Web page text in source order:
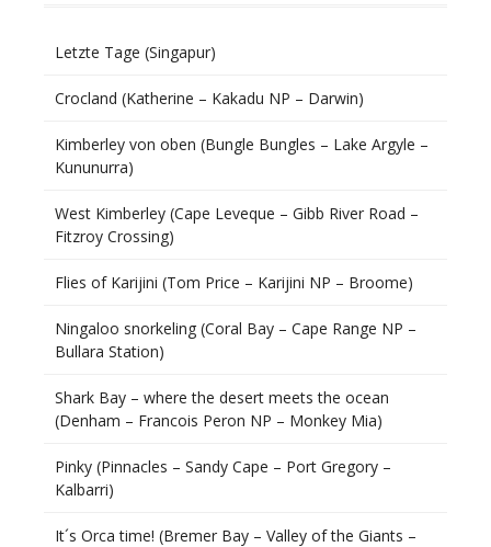
Letzte Tage (Singapur)
Crocland (Katherine – Kakadu NP – Darwin)
Kimberley von oben (Bungle Bungles – Lake Argyle –
Kununurra)
West Kimberley (Cape Leveque – Gibb River Road –
Fitzroy Crossing)
Flies of Karijini (Tom Price – Karijini NP – Broome)
Ningaloo snorkeling (Coral Bay – Cape Range NP –
Bullara Station)
Shark Bay – where the desert meets the ocean
(Denham – Francois Peron NP – Monkey Mia)
Pinky (Pinnacles – Sandy Cape – Port Gregory –
Kalbarri)
It´s Orca time! (Bremer Bay – Valley of the Giants –